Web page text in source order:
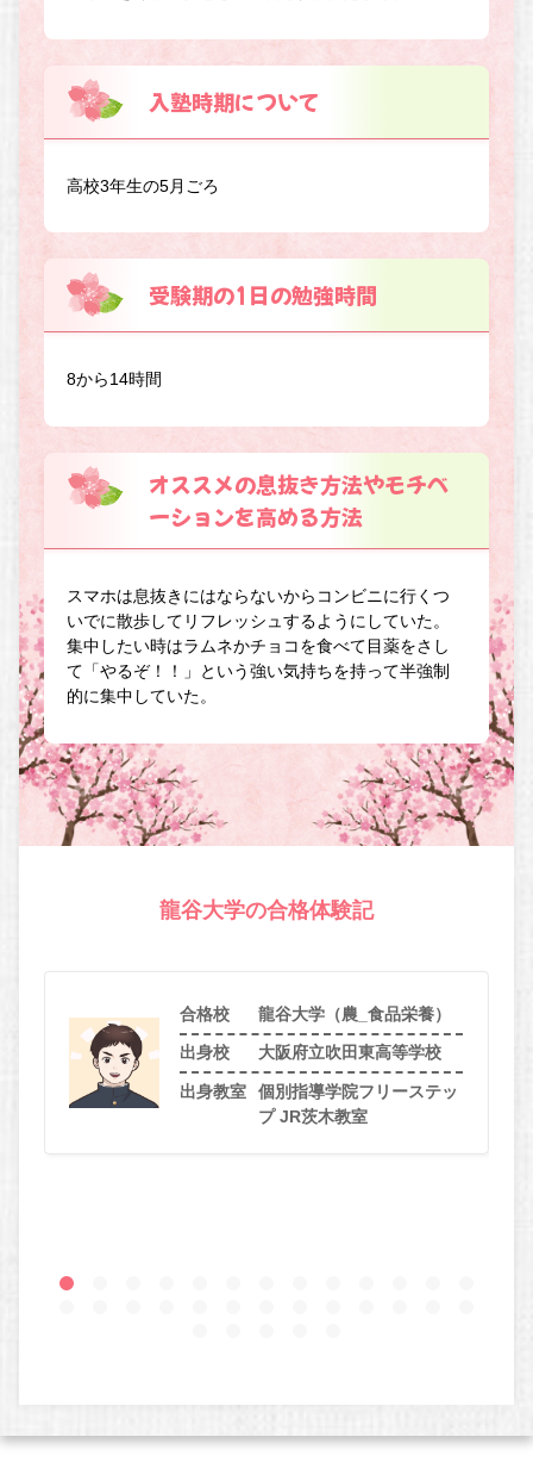
入塾時期について
高校3年生の5月ごろ
受験期の1日の勉強時間
8から14時間
オススメの息抜き方法やモチベ
ーションを高める方法
スマホは息抜きにはならないからコンビニに行くつ
いでに散歩してリフレッシュするようにしていた。
集中したい時はラムネかチョコを食べて目薬をさし
て「やるぞ！！」という強い気持ちを持って半強制
的に集中していた。
龍谷大学の合格体験記
合格校 龍谷大学（農_食品栄養）
出身校 大阪府立吹田東高等学校
出身教室
個別指導学院フリーステッ
プ JR茨木教室